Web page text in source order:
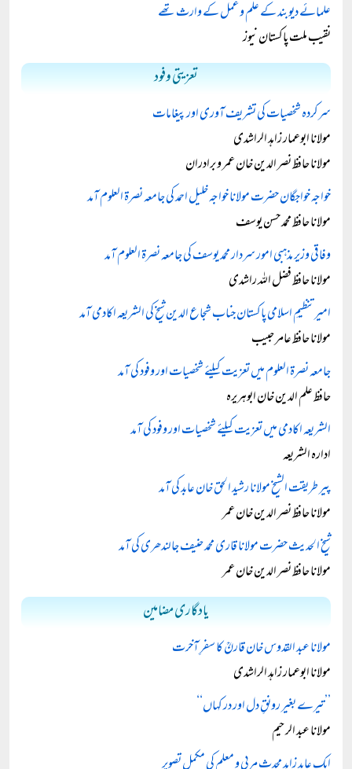
علمائے دیوبند کے علم و عمل کے وارث تھے
نقیب ملت پاکستان نیوز
تعزیتی وفود
سرکردہ شخصیات کی تشریف آوری اور پیغامات
مولانا ابوعمار زاہد الراشدی
مولانا حافظ نصر الدین خان عمر و برادران
خواجہ خواجگان حضرت مولانا خواجہ خلیل احمد کی جامعہ نصرۃ العلوم آمد
مولانا حافظ محمد حسن یوسف
وفاقی وزیر مذہبی امور سردار محمد یوسف کی جامعہ نصرۃ العلوم آمد
مولانا حافظ فضل اللہ راشدی
امیرتنظیمِ اسلامی پاکستان جناب شجاع الدین شیخ کی الشریعہ اکادمی آمد
مولانا حافظ عامر حبیب
جامعہ نصرۃ العلوم میں تعزیت کیلئے شخصیات اور وفود کی آمد
حافظ علم الدین خان ابوہریرہ
الشریعہ اکادمی میں تعزیت کیلئے شخصیات اور وفود کی آمد
ادارہ الشریعہ
پیر طریقت الشیخ مولانا رشید الحق خان عابد کی آمد
مولانا حافظ نصر الدین خان عمر
شیخ الحدیث حضرت مولانا قاری محمد حنیف جالندھری کی آمد
مولانا حافظ نصر الدین خان عمر
یادگاری مضامین
مولانا عبد القدوس خان قارنؒ کا سفرِ آخرت
مولانا ابوعمار زاہد الراشدی
’’تیرے بغیر رونقِ دل اور در کہاں‘‘
مولانا عبد الرحیم